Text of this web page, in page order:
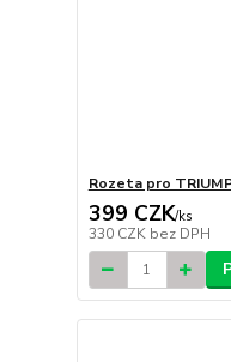
Rozeta pro
399 CZK/ks
330 CZK bez DPH